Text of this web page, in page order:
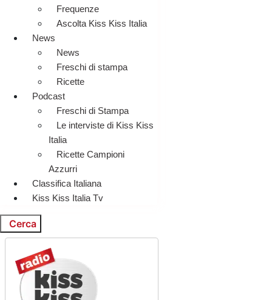
Frequenze
Ascolta Kiss Kiss Italia
News
News
Freschi di stampa
Ricette
Podcast
Freschi di Stampa
Le interviste di Kiss Kiss
Italia
Ricette Campioni
Azzurri
Classifica Italiana
Kiss Kiss Italia Tv
Cerca